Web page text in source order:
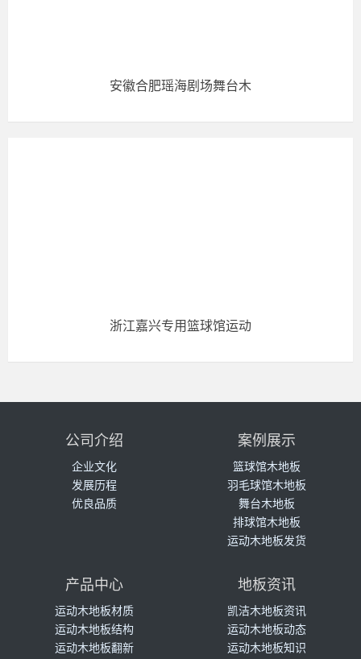
安徽合肥瑶海剧场舞台木
浙江嘉兴专用篮球馆运动
公司介绍
企业文化
发展历程
优良品质
案例展示
篮球馆木地板
羽毛球馆木地板
舞台木地板
排球馆木地板
运动木地板发货
产品中心
运动木地板材质
运动木地板结构
运动木地板翻新
地板资讯
凯洁木地板资讯
运动木地板动态
运动木地板知识